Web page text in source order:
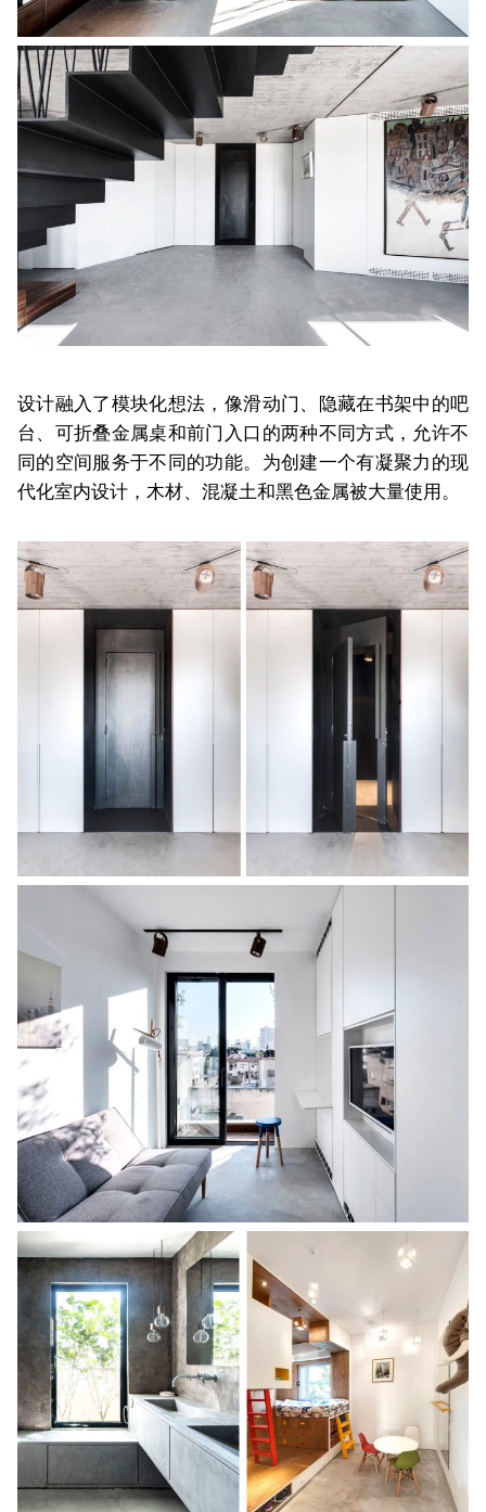
设计融入了模块化想法，像滑动门、隐藏在书架中的吧
台、可折叠金属桌和前门入口的两种不同方式，允许不
同的空间服务于不同的功能。为创建一个有凝聚力的现
代化室内设计，木材、混凝土和黑色金属被大量使用。